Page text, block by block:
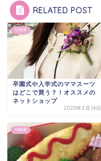
RELATED POST
幼稚園
卒園式や入学式のママスーツ
はどこで買う？！オススメの
ネットショップ
2020年2月14日
幼稚園